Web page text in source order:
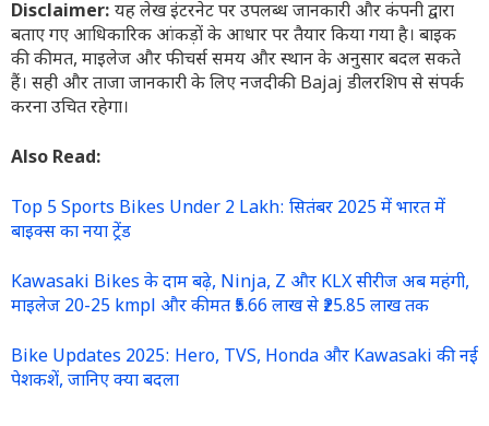
Disclaimer: यह लेख इंटरनेट पर उपलब्ध जानकारी और कंपनी द्वारा
बताए गए आधिकारिक आंकड़ों के आधार पर तैयार किया गया है। बाइक
की कीमत, माइलेज और फीचर्स समय और स्थान के अनुसार बदल सकते
हैं। सही और ताजा जानकारी के लिए नजदीकी Bajaj डीलरशिप से संपर्क
करना उचित रहेगा।
Also Read:
Top 5 Sports Bikes Under 2 Lakh: सितंबर 2025 में भारत में
बाइक्स का नया ट्रेंड
Kawasaki Bikes के दाम बढ़े, Ninja, Z और KLX सीरीज अब महंगी,
माइलेज 20-25 kmpl और कीमत ₹5.66 लाख से ₹25.85 लाख तक
Bike Updates 2025: Hero, TVS, Honda और Kawasaki की नई
पेशकशें, जानिए क्या बदला